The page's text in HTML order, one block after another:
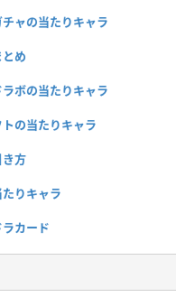
ャの当たりキャラ
め
ボの当たりキャラ
の当たりキャラ
き方
りキャラ
カード